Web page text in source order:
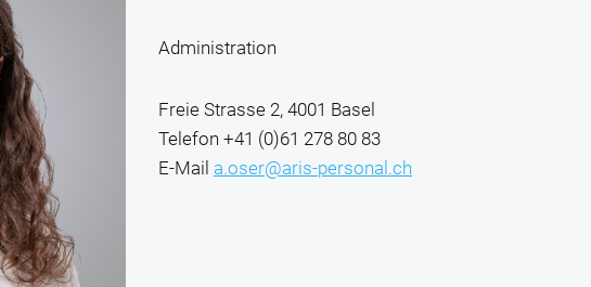
Administration
Freie Strasse 2, 4001 Basel
Telefon +41 (0)61 278 80 83
E-Mail a.oser@aris-personal.ch